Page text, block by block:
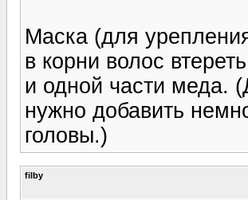
Маска (для
в корни волос
и одной части меда.
нужно добавить
головы.)
filby